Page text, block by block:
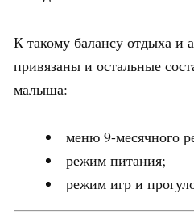
К такому балансу отдыха и
привязаны и остальные
малыша:
меню 9-месячного
режим питания;
режим игр и